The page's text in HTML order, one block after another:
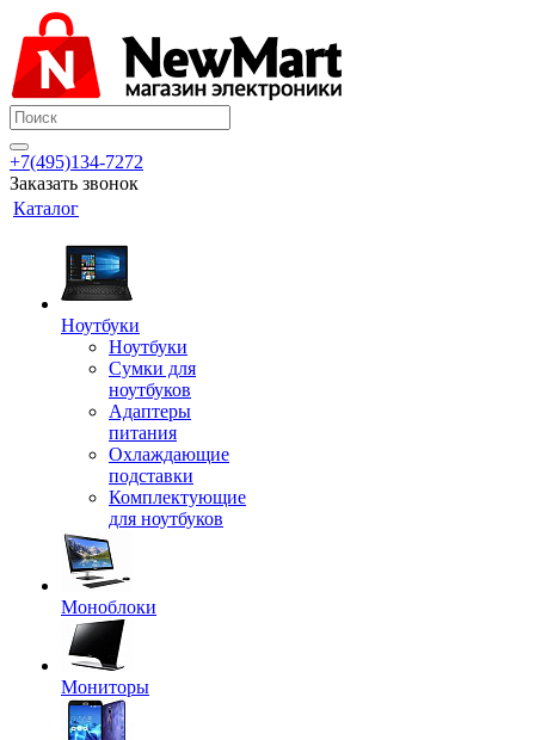
+7(495)134-7272
Заказать звонок
Каталог
Ноутбуки
Ноутбуки
Сумки для
ноутбуков
Адаптеры
питания
Охлаждающие
подставки
Комплектующие
для ноутбуков
Моноблоки
Мониторы